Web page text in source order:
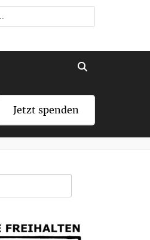
Jetzt spenden